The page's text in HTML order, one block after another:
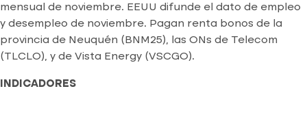
mensual de noviembre. EEUU difunde el dato de empleo
y desempleo de noviembre. Pagan renta bonos de la
provincia de Neuquén (BNM25), las ONs de Telecom
(TLCLO), y de Vista Energy (VSCGO).
INDICADORES